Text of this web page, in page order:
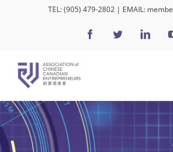
TEL:(905) 479-2802| EMAIL:
FacebookTwitter